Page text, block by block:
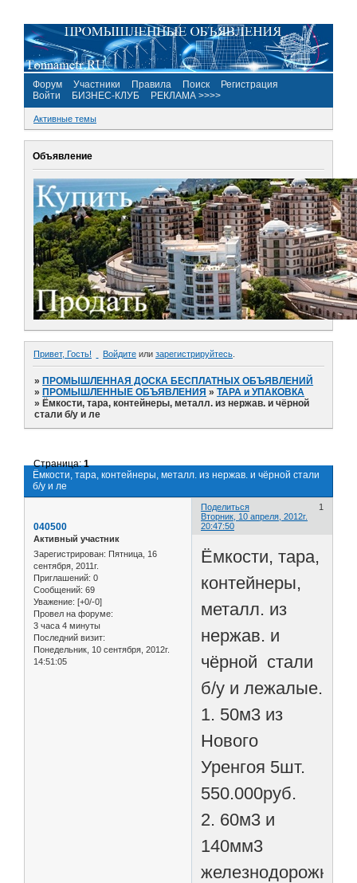
Форум Участники Правила Поиск
Регистрация
Войти
БИЗНЕС-КЛУБ РЕКЛАМА >>>>
Активные темы
Объявление
Привет, Гость! Войдите или зарегистрируйтесь
»ПРОМЫШЛЕННАЯ ДОСКА БЕСПЛАТНЫХ ОБЪЯВЛЕНИЙ
»ПРОМЫШЛЕННЫЕ ОБЪЯВЛЕНИЯ »ТАРА и УПАКОВКА
»Ёмкости, тара, контейнеры, металл. из нержав. и чёрной
стали б/у и ле
Ёмкости, тара, контейнеры, металл. из нержав. и чёрной стали
б/у и ле
Страница:1
Поделиться
1
Вторник, 10 апреля, 2012г.
20:47:50
040500
Активный участник
Зарегистрирован: Пятница, 16
сентября, 2011г.
Приглашений: 0
Сообщений: 69
Уважение: [+0/-0]
Провел на форуме:
3 часа 4 минуты
Последний визит:
Понедельник, 10 сентября, 2012г.
14:51:05
Ёмкости, тара,
контейнеры,
металл. из
нержав. и
чёрной стали
б/у и лежалые.
1. 50м3 из
Нового
Уренгоя 5шт.
550.000руб.
2. 60м3 и
140мм3
железнодорожные